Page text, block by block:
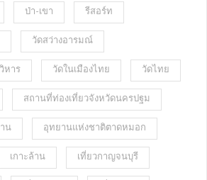
ป่า-เขา รีสอร์ท
วัดสว่างอารมณ์
หาร วัดในเมืองไทย วัดไทย
สถานที่ท่องเที่ยวจังหวัดนครปฐม
น อุทยานแห่งชาติตาดหมอก
เกาะล้าน เที่ยวกาญจนบุรี